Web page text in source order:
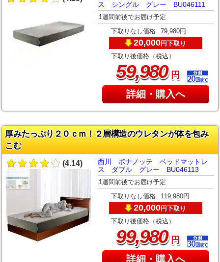
ス シングル グレー BU046111
1週間前後でお届け予定
下取りなし価格 79,980円
20,000円下取り
下取り後価格（税込）
59,980円
詳細・購入へ
厚みたっぷり２０ｃｍ！２層構造のウレタンが体を包み
こむ
(4.14)
西川 ボナノッテ ベッドマットレ
ス ダブル グレー BU046113
1週間前後でお届け予定
下取りなし価格 119,980円
20,000円下取り
下取り後価格（税込）
99,980円
詳細・購入へ